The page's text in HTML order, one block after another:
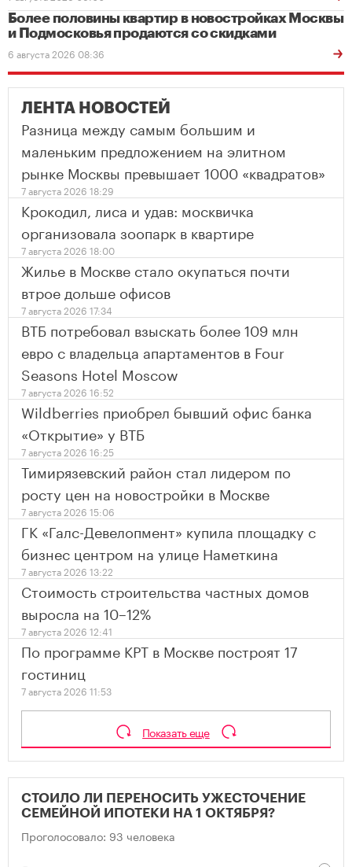
Более половины квартир в новостройках Москвы
и Подмосковья продаются со скидками
6 августа 2026 08:36
ЛЕНТА НОВОСТЕЙ
Разница между самым большим и
маленьким предложением на элитном
рынке Москвы превышает 1000 «квадратов»
7 августа 2026 18:29
Крокодил, лиса и удав: москвичка
организовала зоопарк в квартире
7 августа 2026 18:00
Жилье в Москве стало окупаться почти
втрое дольше офисов
7 августа 2026 17:34
ВТБ потребовал взыскать более 109 млн
евро с владельца апартаментов в Four
Seasons Hotel Moscow
7 августа 2026 16:52
Wildberries приобрел бывший офис банка
«Открытие» у ВТБ
7 августа 2026 16:25
Тимирязевский район стал лидером по
росту цен на новостройки в Москве
7 августа 2026 15:06
ГК «Галс-Девелопмент» купила площадку с
бизнес центром на улице Наметкина
7 августа 2026 13:22
Стоимость строительства частных домов
выросла на 10–12%
7 августа 2026 12:41
По программе КРТ в Москве построят 17
гостиниц
7 августа 2026 11:53
Показать еще
СТОИЛО ЛИ ПЕРЕНОСИТЬ УЖЕСТОЧЕНИЕ
СЕМЕЙНОЙ ИПОТЕКИ НА 1 ОКТЯБРЯ?
Проголосовало: 93 человека